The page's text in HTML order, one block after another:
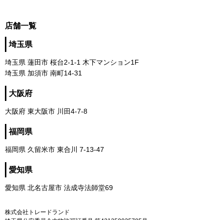
店舗一覧
埼玉県
埼玉県 蓮田市 桜台2-1-1 木下マンション1F
埼玉県 加須市 南町14-31
大阪府
大阪府 東大阪市 川田4-7-8
福岡県
福岡県 久留米市 東合川 7-13-47
愛知県
愛知県 北名古屋市 法成寺法師堂69
株式会社トレードランド